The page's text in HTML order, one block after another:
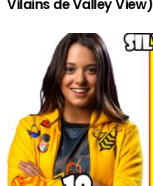
Vilains de Valley View)